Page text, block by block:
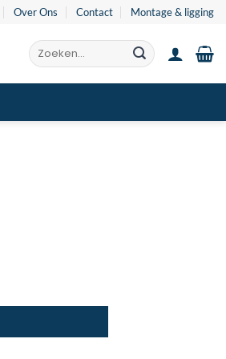
Over Ons Contact Montage & ligging
Zoeken
naar: